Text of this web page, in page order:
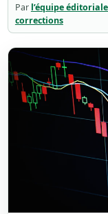
Par l’équipe
corrections